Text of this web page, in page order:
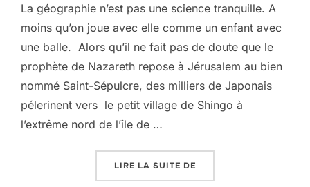
La géographie n’est pas une science tranquille. A
moins qu’on joue avec elle comme un enfant avec
une balle. Alors qu’il ne fait pas de doute que le
prophète de Nazareth repose à Jérusalem au bien
nommé Saint-Sépulcre, des milliers de Japonais
pélerinent vers le petit village de Shingo à
l’extrême nord de l’île de …
LIRE LA SUITE DE